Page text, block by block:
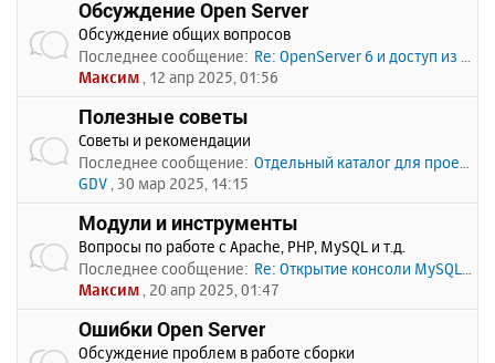
Обсуждение Open Server
Обсуждение общих вопросов
Последнее сообщение: Re: OpenServer 6 и доступ из …
Максим , 12 апр 2025, 01:56
Полезные советы
Советы и рекомендации
Последнее сообщение: Отдельный каталог для проекто…
GDV , 30 мар 2025, 14:15
Модули и инструменты
Вопросы по работе с Apache, PHP, MySQL и т.д.
Последнее сообщение: Re: Открытие консоли MySQL по…
Максим , 20 апр 2025, 01:47
Ошибки Open Server
Обсуждение проблем в работе сборки